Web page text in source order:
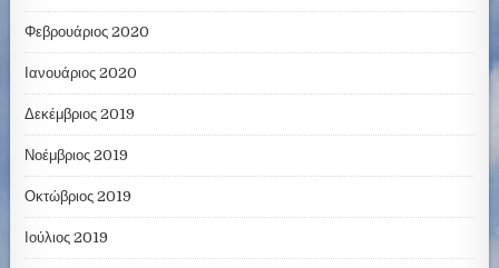
Φεβρουάριος 2020
Ιανουάριος 2020
Δεκέμβριος 2019
Νοέμβριος 2019
Οκτώβριος 2019
Ιούλιος 2019